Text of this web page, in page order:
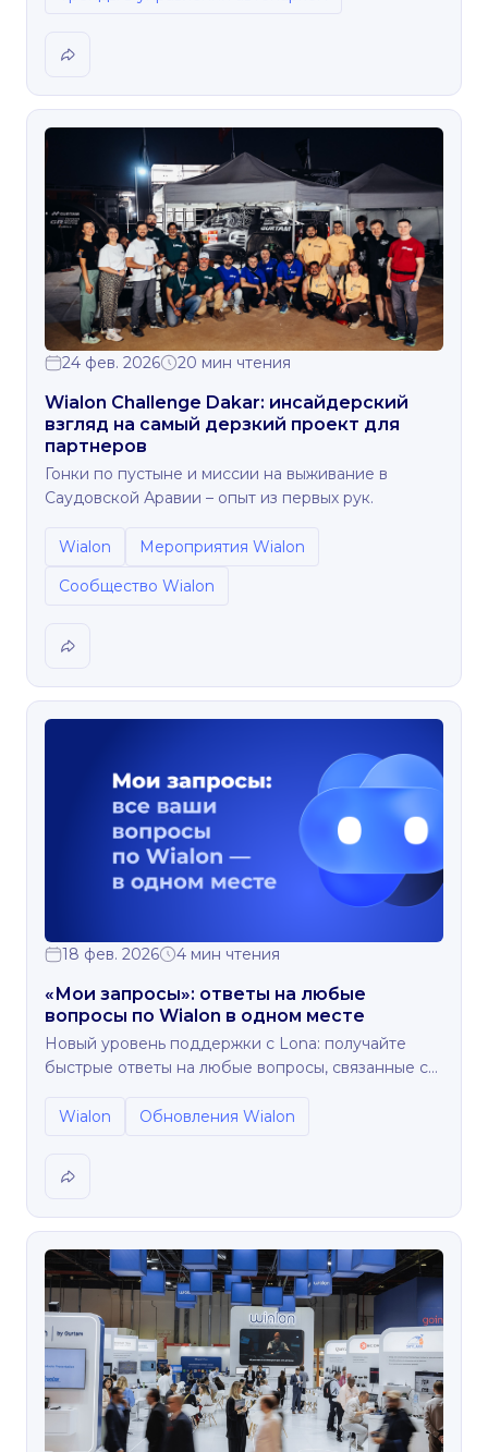
24 фев. 2026 20 мин чтения
Wialon Challenge Dakar: инсайдерский
взгляд на самый дерзкий проект для
партнеров
Гонки по пустыне и миссии на выживание в
Саудовской Аравии – опыт из первых рук.
Wialon
Мероприятия Wialon
Сообщество Wialon
18 фев. 2026 4 мин чтения
«Мои запросы»: ответы на любые
вопросы по Wialon в одном месте
Новый уровень поддержки с Lona: получайте
быстрые ответы на любые вопросы, связанные с
Wialon
Обновления Wialon